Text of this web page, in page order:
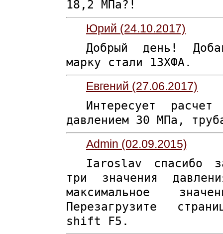
18,2 МПа?!
Юрий (24.10.2017)
Добрый день!
марку стали 13ХФА.
Евгений (27.06.2017)
Интересует
давлением 30 МПа,
Admin (02.09.2015)
Iaroslav спасибо
три значения
максимальное
Перезагрузите
shift F5.